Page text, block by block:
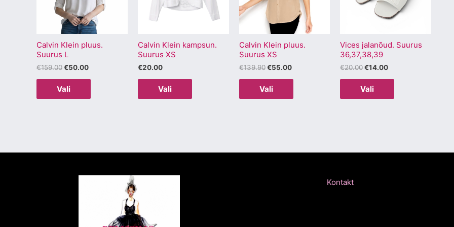
Calvin Klein pluus.
Suurus L
€159.00€50.00
Vali
varianti.
Valikuid
saab
teha
Calvin Klein kampsun.
Suurus XS
€20.00
Vali
varianti.
Valikuid
teha
Calvin Klein pluus.
Suurus XS
€139.90 €55.00
Vali
varianti.
Valikuid
saab
teha
Vices jalanõud. Suurus
36,37,38,39
€20.00 €14.00
Vali
varianti.
Valikuid
teha
Kontakt